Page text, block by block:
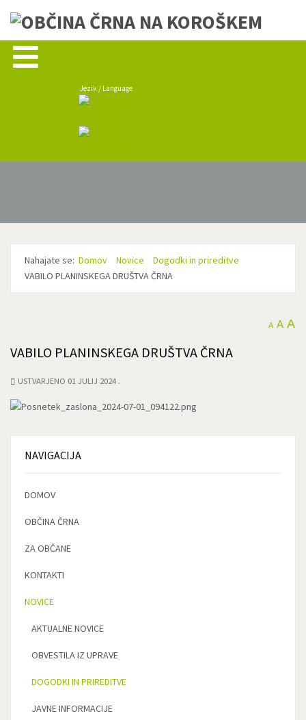
Jezik / Language
Nahajate se: Domov Novice
Dogodki in prireditve
VABILO PLANINSKEGA DRUŠTVA ČRNA
A A A
VABILO PLANINSKEGA DRUŠTVA ČRNA
USTVARJENO 01 JULIJ 2024
NAVIGACIJA
DOMOV
OBČINA ČRNA
ZA OBČANE
KONTAKTI
NOVICE
AKTUALNE NOVICE
OBVESTILA IZ UPRAVE
DOGODKI IN PRIREDITVE
JAVNE INFORMACIJE